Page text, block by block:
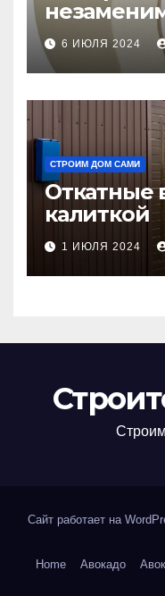
при
6 ИЮЛЯ 2024
СТРОИМ ДОМ САМИ
Откатные
калиткой
1 ИЮЛЯ 2024
Сайт работает на
Home Авокадо